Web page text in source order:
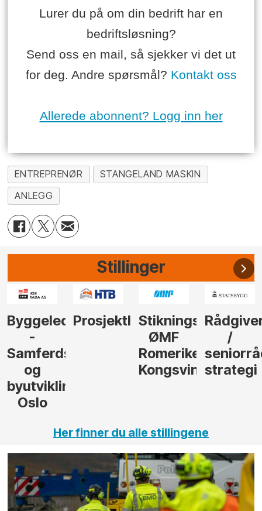
Lurer du på om din bedrift har en
bedriftsløsning?
Send oss en mail, så sjekker vi det ut
for deg. Andre spørsmål? Kontakt oss
Allerede abonnent? Logg inn her
ENTREPRENØR
STANGELAND MASKIN
ANLEGG
Stillinger
ProsjektlederStikningsingeniør
Kongsvinger
Rådgiver
/
seniorrådgiver
strategi
til
i Gulen
Her finner du alle stillingene